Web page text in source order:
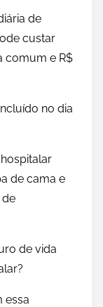
de
custar
comum e R$
no dia
de cama e
de
de vida
essa